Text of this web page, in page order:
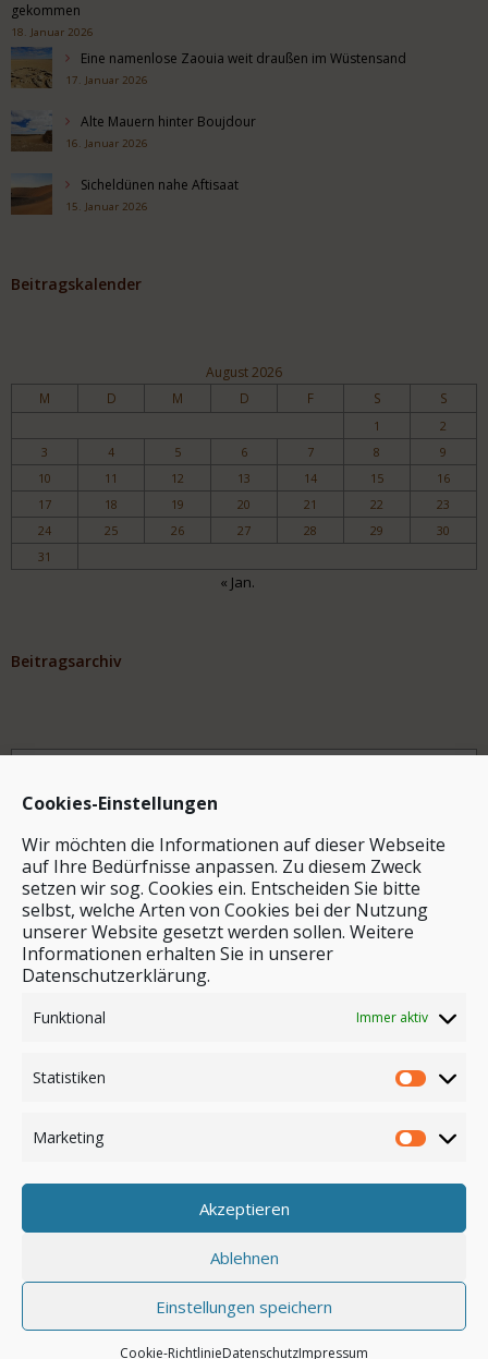
Cookies-Einstellungen
Wir möchten die Informationen auf dieser Webseite
auf Ihre Bedürfnisse anpassen. Zu diesem Zweck
setzen wir sog. Cookies ein. Entscheiden Sie bitte
selbst, welche Arten von Cookies bei der Nutzung
unserer Website gesetzt werden sollen. Weitere
Informationen erhalten Sie in unserer
Datenschutzerklärung.
Funktional Immer aktiv
Statistiken
Marketing
Akzeptieren
Ablehnen
Einstellungen speichern
Cookie-RichtlinieDatenschutzImpressum
gekommen
18. Januar 2026
Eine namenlose Zaouia weit draußen im Wüstensand
17. Januar 2026
Alte Mauern hinter Boujdour
16. Januar 2026
Sicheldünen nahe Aftisaat
15. Januar 2026
Beitragskalender
August 2026
M D M D F S S
1
2
3
4 5 6 7 8
9
10
11 12 13 14 15
16
17
18 19 20 21 22
23
24
25 26 27 28 29
30
31
« Jan.
Beitragsarchiv
Archiv
Stichwortsuche
Anmelden
© by safar-reiseblog.de